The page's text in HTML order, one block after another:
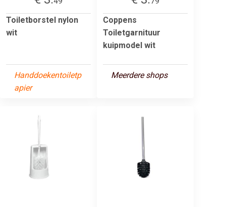
Toiletborstel nylon
wit
Handdoekentoiletp
apier
Coppens
Toiletgarnituur
kuipmodel wit
Meerdere shops